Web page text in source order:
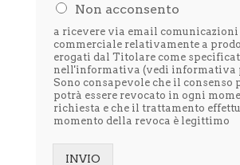
l
e
t
t
o
l
i
n
f
Non acconsento
a ricevere via email
commerciale relativamente a
erogati dal Titolare come
nell'informativa (vedi informativa
Sono consapevole che il consenso
potrà essere revocato in ogni
richiesta e che il trattamento
momento della revoca è legittimo
INVIO